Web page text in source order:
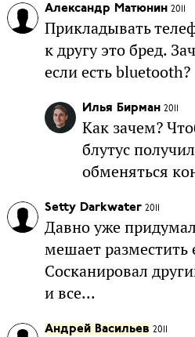
Александр Матюнин 2011
Прикладывать
к другу это бред.
если есть bluetooth?
Илья Бирман 2011
Как зачем?
блутус
обменяться
Setty Darkwater 2011
Давно уже
мешает разместить
Сосканировал
и все...
Андрей Васильев 2011